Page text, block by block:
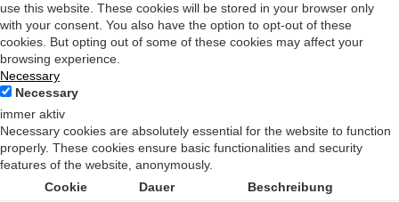
use this website. These cookies will be stored in your browser only
with your consent. You also have the option to opt-out of these
cookies. But opting out of some of these cookies may affect your
browsing experience.
Necessary
Necessary
immer aktiv
Necessary cookies are absolutely essential for the website to function
properly. These cookies ensure basic functionalities and security
features of the website, anonymously.
Cookie
Dauer Beschreibung